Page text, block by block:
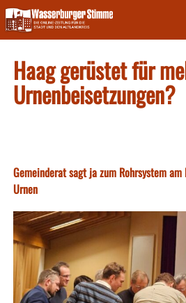
Skip
to
content
Haag gerüstet für
Urnenbeisetzungen?
Gemeinderat sagt ja zum Rohrsystem
Urnen